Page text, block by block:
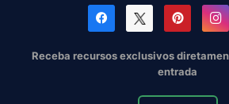
Receba recursos exclusivos
entrada